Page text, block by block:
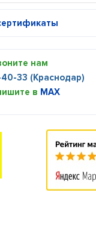
нам
33 (Краснодар)
в MAX